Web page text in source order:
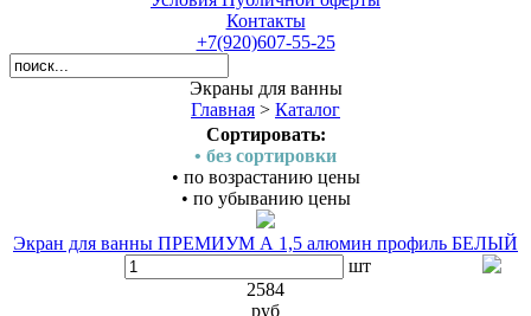
Контакты
+7(920)607-55-25
Экраны для ванны
Главная > Каталог
Сортировать:
• без сортировки
• по возрастанию цены
• по убыванию цены
Экран для ванны ПРЕМИУМ А 1,5 алюмин профиль БЕЛЫЙ
шт
2584
руб